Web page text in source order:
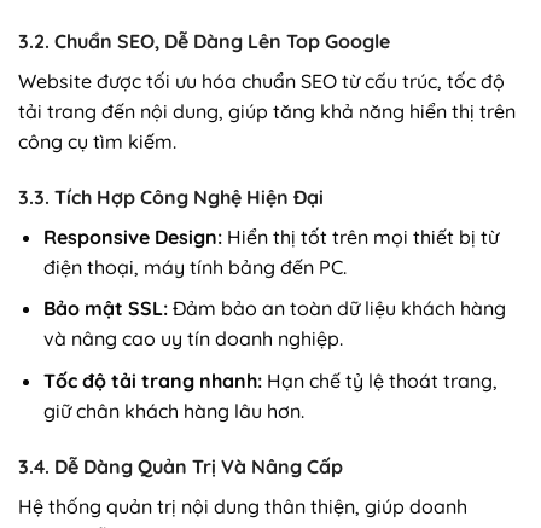
3.2. Chuẩn SEO, Dễ Dàng Lên Top Google
Website được tối ưu hóa chuẩn SEO từ cấu trúc, tốc độ
tải trang đến nội dung, giúp tăng khả năng hiển thị trên
công cụ tìm kiếm.
3.3. Tích Hợp Công Nghệ Hiện Đại
Responsive Design:Hiển thị tốt trên mọi thiết bị từ
điện thoại, máy tính bảng đến PC.
Bảo mật SSL:Đảm bảo an toàn dữ liệu khách hàng
và nâng cao uy tín doanh nghiệp.
Tốc độ tải trang nhanh:Hạn chế tỷ lệ thoát trang,
giữ chân khách hàng lâu hơn.
3.4. Dễ Dàng Quản Trị Và Nâng Cấp
Hệ thống quản trị nội dung thân thiện, giúp doanh